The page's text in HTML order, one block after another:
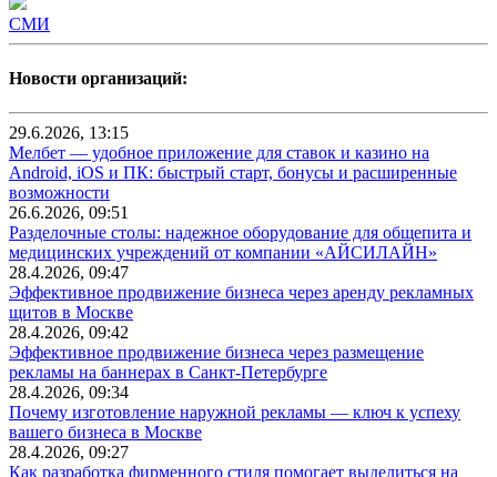
СМИ
Новости организаций:
29.6.2026, 13:15
Мелбет — удобное приложение для ставок и казино на
Android, iOS и ПК: быстрый старт, бонусы и расширенные
возможности
26.6.2026, 09:51
Разделочные столы: надежное оборудование для общепита и
медицинских учреждений от компании «АЙСИЛАЙН»
28.4.2026, 09:47
Эффективное продвижение бизнеса через аренду рекламных
щитов в Москве
28.4.2026, 09:42
Эффективное продвижение бизнеса через размещение
рекламы на баннерах в Санкт-Петербурге
28.4.2026, 09:34
Почему изготовление наружной рекламы — ключ к успеху
вашего бизнеса в Москве
28.4.2026, 09:27
Как разработка фирменного стиля помогает выделиться на